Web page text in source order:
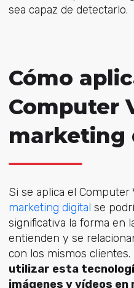
sea capaz de detectarlo.
Cómo
Computer
marketing
Si se aplica el
marketing digital se
significativa la forma en
entienden y se
con los mismos clientes.
utilizar esta
imágenes y vídeos en